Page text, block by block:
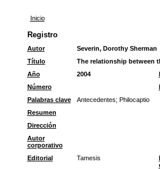
Inicio
Registro
Autor
Severin, Dorothy Sherman
Título
The relationship between
Año
2004
Número
Palabras clave
Antecedentes; Philocaptio
Resumen
Dirección
Autor
corporativo
Editorial Tamesis